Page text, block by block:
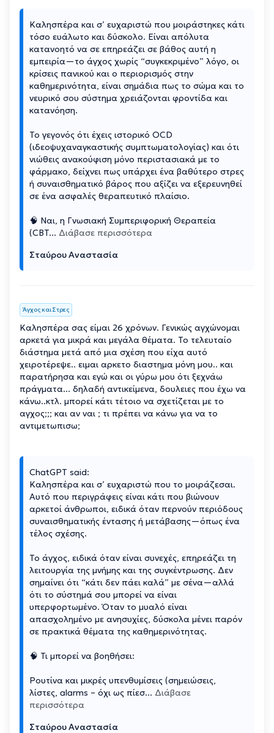
Καλησπέρα και σ’ ευχαριστώ που μοιράστηκες κάτι
τόσο ευάλωτο και δύσκολο. Είναι απόλυτα
κατανοητό να σε επηρεάζει σε βάθος αυτή η
εμπειρία—το άγχος χωρίς “συγκεκριμένο” λόγο, οι
κρίσεις πανικού και ο περιορισμός στην
καθημερινότητα, είναι σημάδια πως το σώμα και το
νευρικό σου σύστημα χρειάζονται φροντίδα και
κατανόηση.
Το γεγονός ότι έχεις ιστορικό OCD
(ιδεοψυχαναγκαστικής συμπτωματολογίας) και ότι
νιώθεις ανακούφιση μόνο περιστασιακά με το
φάρμακο, δείχνει πως υπάρχει ένα βαθύτερο στρες
ή συναισθηματικό βάρος που αξίζει να εξερευνηθεί
σε ένα ασφαλές θεραπευτικό πλαίσιο.
🧠 Ναι, η Γνωσιακή Συμπεριφορική Θεραπεία
(CBT... Διάβασε περισσότερα
Σταύρου Αναστασία
Άγχος και Στρες
Καλησπέρα σας είμαι 26 χρόνων. Γενικώς αγχώνομαι
αρκετά για μικρά και μεγάλα θέματα. Το τελευταίο
διάστημα μετά από μια σχέση που είχα αυτό
χειροτέρεψε.. ειμαι αρκετο διαστημα μόνη μου.. και
παρατήρησα και εγώ και οι γύρω μου ότι ξεχνάω
πράγματα... δηλαδή αντικείμενα, δουλειες που έχω να
κάνω..κτλ. μπορεί κάτι τέτοιο να σχετίζεται με το
αγχος;;; και αν ναι ; τι πρέπει να κάνω για να το
αντιμετωπισω;
ChatGPT said:
Καλησπέρα και σ’ ευχαριστώ που το μοιράζεσαι.
Αυτό που περιγράφεις είναι κάτι που βιώνουν
αρκετοί άνθρωποι, ειδικά όταν περνούν περιόδους
συναισθηματικής έντασης ή μετάβασης—όπως ένα
τέλος σχέσης.
Το άγχος, ειδικά όταν είναι συνεχές, επηρεάζει τη
λειτουργία της μνήμης και της συγκέντρωσης. Δεν
σημαίνει ότι “κάτι δεν πάει καλά” με σένα—αλλά
ότι το σύστημά σου μπορεί να είναι
υπερφορτωμένο. Όταν το μυαλό είναι
απασχολημένο με ανησυχίες, δύσκολα μένει παρόν
σε πρακτικά θέματα της καθημερινότητας.
🧠 Τι μπορεί να βοηθήσει:
Ρουτίνα και μικρές υπενθυμίσεις (σημειώσεις,
λίστες, alarms – όχι ως πίεσ... Διάβασε
περισσότερα
Σταύρου Αναστασία